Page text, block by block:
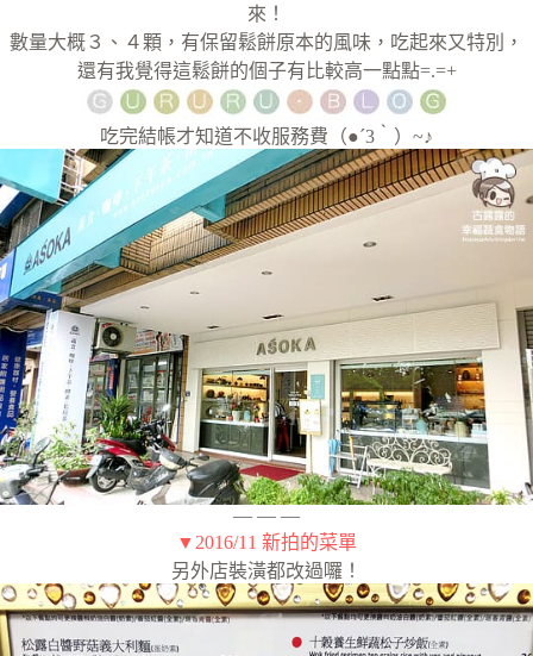
來！
數量大概３、４顆，有保留鬆餅原本的風味，吃起來又特別，
還有我覺得這鬆餅的個子有比較高一點點=.=+
吃完結帳才知道不收服務費（●´3｀）~♪
— — —
▼2016/11 新拍的菜單
另外店裝潢都改過囉！